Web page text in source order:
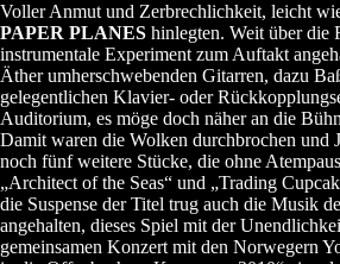
Voller Anmut und Zerbrechlichkeit, leicht
PAPER PLANES hinlegten. Weit über die
instrumentale Experiment zum Auftakt
Äther umherschwebenden Gitarren, dazu
gelegentlichen Klavier- oder
Auditorium, es möge doch näher an die
Damit waren die Wolken durchbrochen und
noch fünf weitere Stücke, die ohne
„Architect of the Seas“ und „Trading
die Suspense der Titel trug auch die Musik
angehalten, dieses Spiel mit der
gemeinsamen Konzert mit den Norwegern